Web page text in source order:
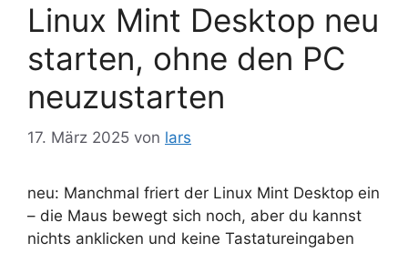
Linux Mint Desktop neu
starten, ohne den PC
neuzustarten
17. März 2025 von lars
neu: Manchmal friert der Linux Mint Desktop ein
– die Maus bewegt sich noch, aber du kannst
nichts anklicken und keine Tastatureingaben